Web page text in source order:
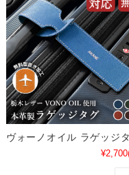
ヴォーノオイル ラゲッジ
¥2,700